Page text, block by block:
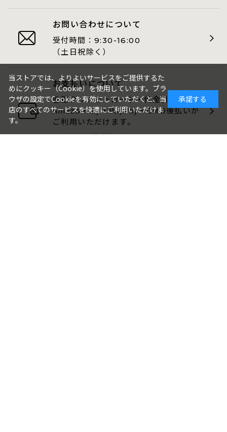
お問い合わせについて
受付時間： 9:30-16:00
（土日祝除く）
お支払いについて
各種クレジットカード・代金引換・
AmazonPay・PayPay・GMO後払いが
ご利用いただけます。
当ストアでは、よりよいサービスをご提供するた
めにクッキー（Cookie）を使用しています。ブラ
ウザの設定でCookieを有効にしていただくと、当
店のすべてのサービスを快適にご利用いただけま
す。
承諾する